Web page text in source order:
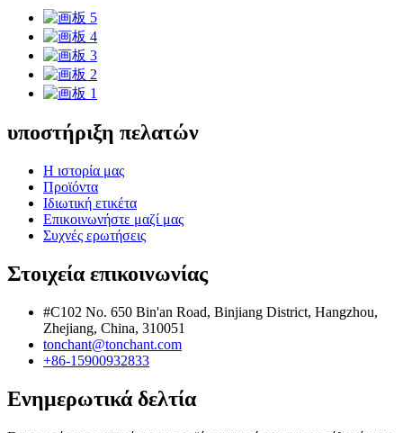
υποστήριξη πελατών
Η ιστορία μας
Προϊόντα
Ιδιωτική ετικέτα
Επικοινωνήστε μαζί μας
Συχνές ερωτήσεις
Στοιχεία επικοινωνίας
#C102 No. 650 Bin'an Road, Binjiang District, Hangzhou,
Zhejiang, China, 310051
tonchant@tonchant.com
+86-15900932833
Ενημερωτικά δελτία